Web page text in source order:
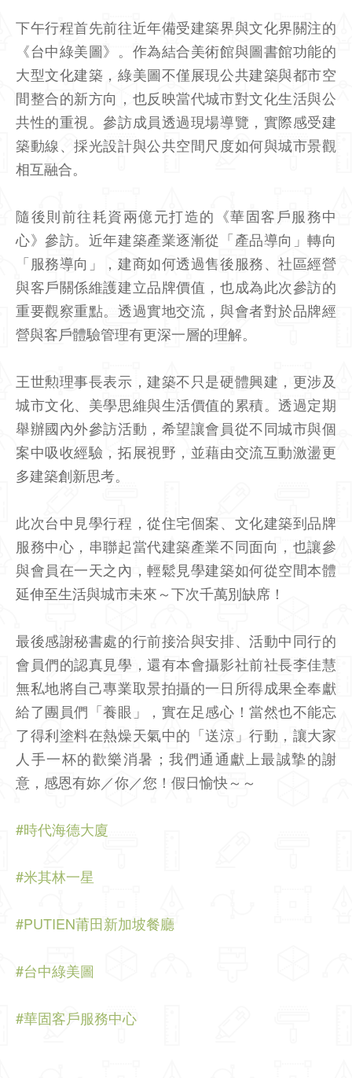
下午行程首先前往近年備受建築界與文化界關注的
《台中綠美圖》。作為結合美術館與圖書館功能的
大型文化建築，綠美圖不僅展現公共建築與都市空
間整合的新方向，也反映當代城市對文化生活與公
共性的重視。參訪成員透過現場導覽，實際感受建
築動線、採光設計與公共空間尺度如何與城市景觀
相互融合。
隨後則前往耗資兩億元打造的《華固客戶服務中
心》參訪。近年建築產業逐漸從「產品導向」轉向
「服務導向」，建商如何透過售後服務、社區經營
與客戶關係維護建立品牌價值，也成為此次參訪的
重要觀察重點。透過實地交流，與會者對於品牌經
營與客戶體驗管理有更深一層的理解。
王世勲理事長表示，建築不只是硬體興建，更涉及
城市文化、美學思維與生活價值的累積。透過定期
舉辦國內外參訪活動，希望讓會員從不同城市與個
案中吸收經驗，拓展視野，並藉由交流互動激盪更
多建築創新思考。
此次台中見學行程，從住宅個案、文化建築到品牌
服務中心，串聯起當代建築產業不同面向，也讓參
與會員在一天之內，輕鬆見學建築如何從空間本體
延伸至生活與城市未來～下次千萬別缺席！
最後感謝秘書處的行前接洽與安排、活動中同行的
會員們的認真見學，還有本會攝影社前社長李佳慧
無私地將自己專業取景拍攝的一日所得成果全奉獻
給了團員們「養眼」，實在足感心！當然也不能忘
了得利塗料在熱燥天氣中的「送涼」行動，讓大家
人手一杯的歡樂消暑；我們通通獻上最誠摯的謝
意，感恩有妳／你／您！假日愉快～～
#時代海德大廈
#米其林一星
#PUTIEN莆田新加坡餐廳
#台中綠美圖
#華固客戶服務中心